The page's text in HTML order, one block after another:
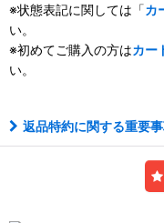
※状態表記に関しては「カ
い。
※初めてご購入の方はカー
い。
返品特約に関する重要